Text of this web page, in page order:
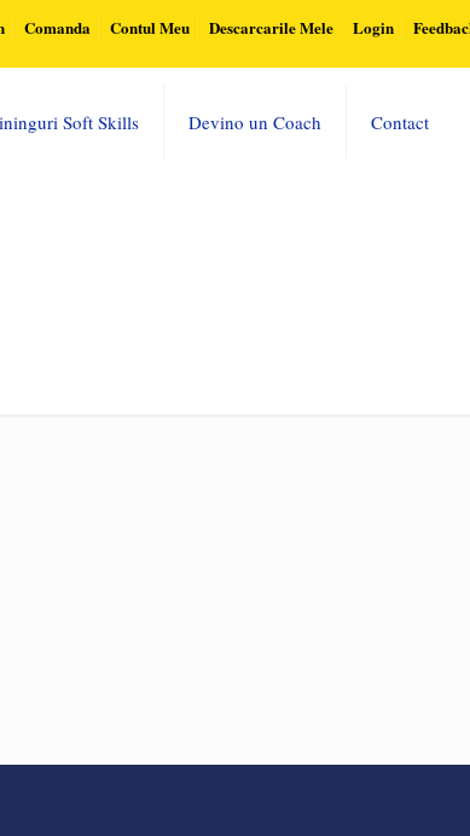
Comanda Contul Meu Descarcarile Mele Login
Soft Skills Devino un Coach Contact